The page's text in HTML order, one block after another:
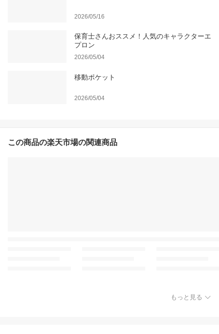
2026/05/16
保育士さんおススメ！人気のキャラクターエ
プロン
2026/05/04
移動ポケット
2026/05/04
この商品の楽天市場の関連商品
もっと見る